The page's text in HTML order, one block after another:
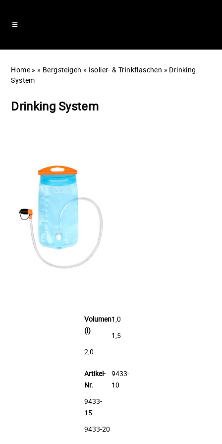
Home » » Bergsteigen » Isolier- & Trinkflaschen » Drinking
System
Drinking System
Volumen
(l)
1,0
1,5
2,0
Artikel-
Nr.
9433-
10
9433-
15
9433-20